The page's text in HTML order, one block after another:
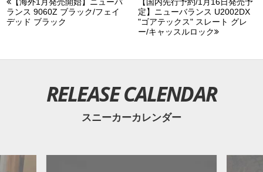
ランス 9060Z ブラック/フェイ
デッド ブラック
定】ニューバランス U2002DX
"ゴアテックス" スレート グレ
ー/キャッスルロック
RELEASE CALENDAR
スニーカーカレンダー